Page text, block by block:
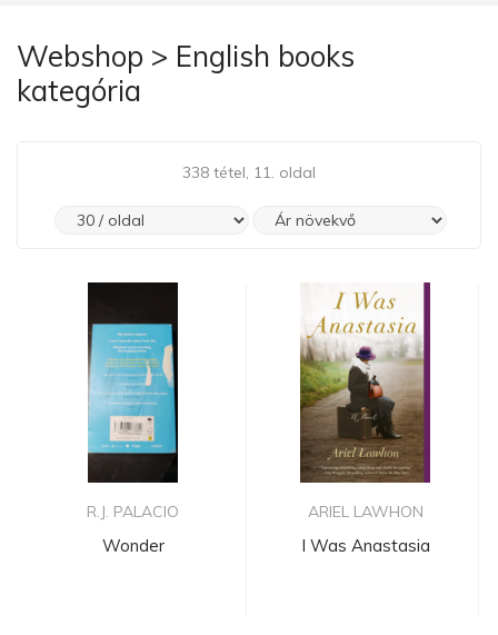
Webshop > English books
kategória
338 tétel, 11. oldal
R.J. PALACIO
Wonder
ARIEL LAWHON
I Was Anastasia